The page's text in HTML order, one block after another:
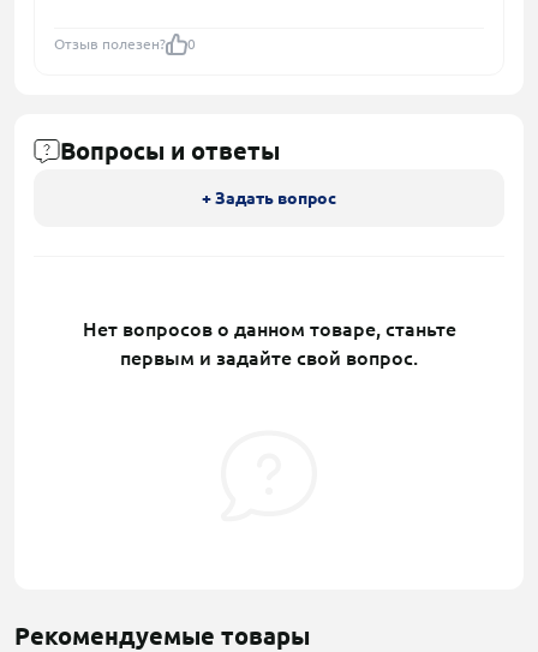
Отзыв полезен? 0
Вопросы и ответы
+ Задать вопрос
Нет вопросов о данном товаре, станьте
первым и задайте свой вопрос.
Рекомендуемые товары